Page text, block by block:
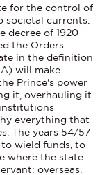
for the control of
societal currents:
decree of 1920
the Orders.
in the definition
will make
Prince's power
it, overhauling it
everything that
The years 54/57
wield funds, to
where the state
overseas.